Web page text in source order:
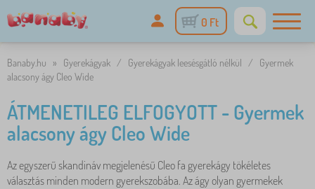
0 Ft
Banaby.hu » Gyerekágyak / Gyerekágyak leesésgátló nélkül /
Gyermek
alacsony ágy Cleo Wide
ÁTMENETILEG ELFOGYOTT - Gyermek
alacsony ágy Cleo Wide
Az egyszerű skandináv megjelenésű Cleo fa gyerekágy tökéletes
választás minden modern gyerekszobába. Az ágy olyan gyermekek